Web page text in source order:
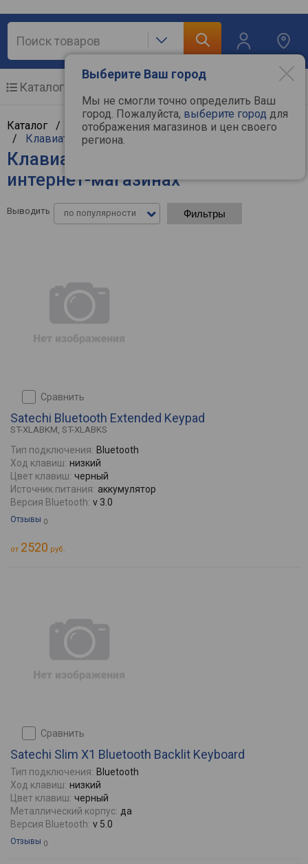
Выберите Ваш город
Мы не смогли точно определить Ваш
город. Пожалуйста, выберите город для
отображения магазинов и цен своего
региона.
Каталог
Каталог / Компьютерная техника/ Манипуляторы
/ Клавиатуры
Клавиатуры Satechi - цены в
интернет-магазинах
Выводить по популярности Фильтры
сравнить
Satechi Bluetooth Extended Keypad
ST-XLABKM, ST-XLABKS
Тип подключения: Bluetooth
Ход клавиш: низкий
Цвет клавиш: черный
Источник питания: аккумулятор
Версия Bluetooth: v 3.0
Отзывы 0
от 2520 руб.
сравнить
Satechi Slim X1 Bluetooth Backlit Keyboard
Тип подключения: Bluetooth
Ход клавиш: низкий
Цвет клавиш: черный
Металлический корпус: да
Версия Bluetooth: v 5.0
Отзывы 0